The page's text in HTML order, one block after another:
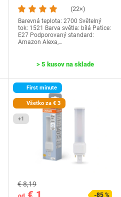
(22×)
Barevná teplota: 2700 Světelný
tok: 1521 Barva světla: bílá Patice:
E27 Podporovaný standard:
Amazon Alexa,…
> 5 kusov na sklade
First minute
Všetko za € 3
+1
€ 1
€ 8,19
-85 %